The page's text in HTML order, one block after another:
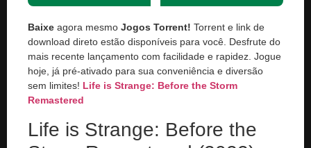
Baixe agora mesmo Jogos Torrent! Torrent e link de
download direto estão disponíveis para você. Desfrute do
mais recente lançamento com facilidade e rapidez. Jogue
hoje, já pré-ativado para sua conveniência e diversão
sem limites! Life is Strange: Before the Storm
Remastered
Life is Strange: Before the